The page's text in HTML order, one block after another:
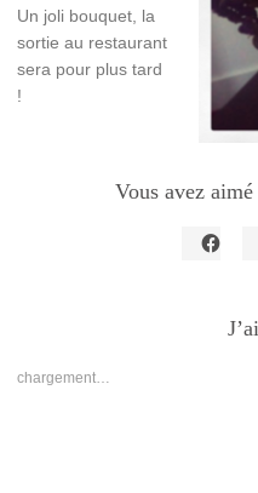
Un joli bouquet, la
sortie au restaurant
sera pour plus tard
!
Vous avez
dans
chargement…